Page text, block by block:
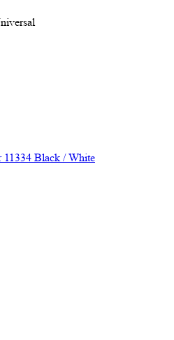
Black / White